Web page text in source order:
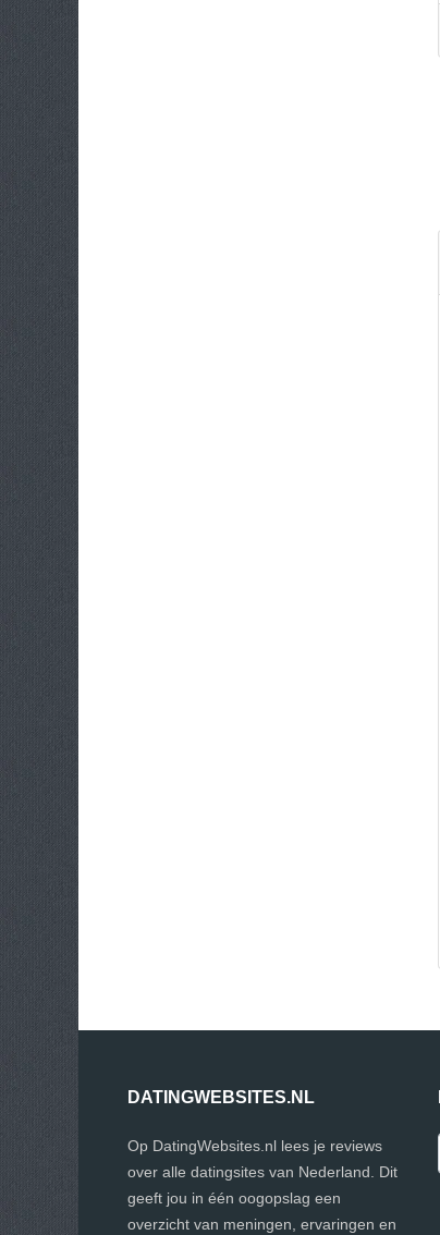
DATINGWEBSITES.NL
Op DatingWebsites.nl lees je reviews
over alle datingsites van Nederland. Dit
geeft jou in één oogopslag een
overzicht van meningen, ervaringen en